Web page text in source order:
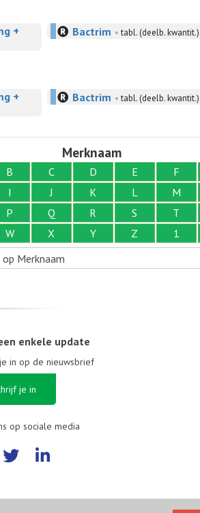
+
Bactrim •tabl. (deelb. kwantit.)
+
Bactrim •tabl. (deelb. kwantit.)
Merknaam
B C D E F
I J K L M
P Q R S T
W X Y Z 1
Merknaam
enkele update
in op de nieuwsbrief
je in
op sociale media